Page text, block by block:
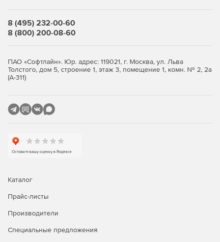
доступа в сеть Интернет.
наличия выделенного сервера антивирусной защиты
или установки какого-либо дополнительного ПО, не
Полная конфиденциальность — никакого обмена
производится внутри локальной сети на ПК
администратора.
вирусной базе можно получить, используя уже
даже начинающий системный администратор.
8 (495) 232-00-60
8 (800) 200-08-60
ПАО «Софтлайн». Юр. адрес: 119021, г. Москва, ул. Льва
Толстого, дом 5, строение 1, этаж 3, помещение 1, комн. № 2, 2а
(А-311)
Каталог
Прайс-листы
Производители
Специальные предложения